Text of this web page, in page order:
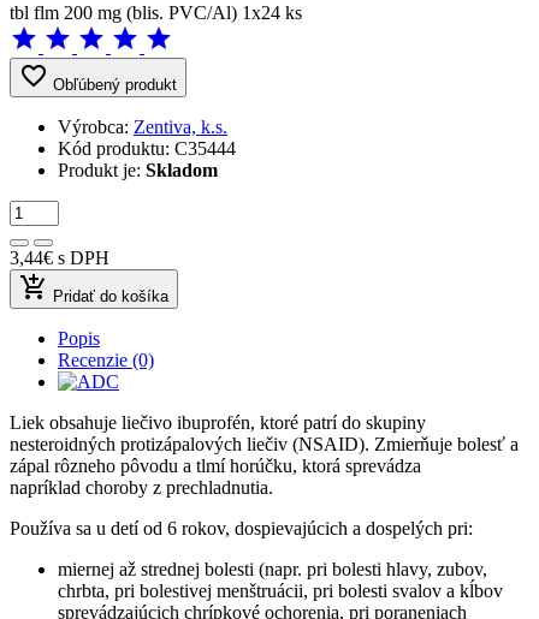
tbl flm 200 mg (blis. PVC/Al) 1x24 ks
star star star star star
favorite_border Obľúbený produkt
Výrobca: Zentiva, k.s.
Kód produktu: C35444
Produkt je: Skladom
3,44€ s DPH
add_shopping_cart Pridať do košíka
Popis
Recenzie (0)
Liek obsahuje liečivo ibuprofén, ktoré patrí do skupiny
nesteroidných protizápalových liečiv (NSAID). Zmierňuje bolesť a
zápal rôzneho pôvodu a tlmí horúčku, ktorá sprevádza
napríklad choroby z prechladnutia.
Používa sa u detí od 6 rokov, dospievajúcich a dospelých pri:
miernej až strednej bolesti (napr. pri bolesti hlavy, zubov,
chrbta, pri bolestivej menštruácii, pri bolesti svalov a kĺbov
sprevádzajúcich chrípkové ochorenia, pri poraneniach